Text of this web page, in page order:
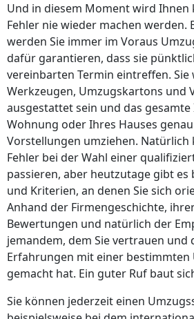
Und in diesem Moment wird Ihnen
Fehler nie wieder machen werden.
werden Sie immer im Voraus
dafür garantieren, dass sie
vereinbarten Termin eintreffen. Sie
Werkzeugen, Umzugskartons und
ausgestattet sein und das
Wohnung oder Ihres Hauses
Vorstellungen umziehen. Natürlich
Fehler bei der Wahl einer
passieren, aber heutzutage gibt es
und Kriterien, an denen Sie sich
Anhand der Firmengeschichte,
Bewertungen und natürlich der
jemandem, dem Sie vertrauen und
Erfahrungen mit einer bestimmten
gemacht hat. Ein guter Ruf baut
Sie können jederzeit einen